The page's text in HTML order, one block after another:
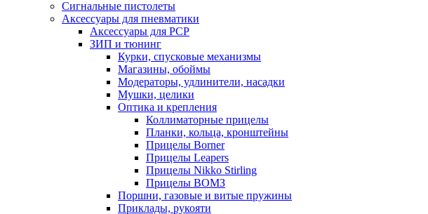
Сигнальные пистолеты
Аксессуары для пневматики
Аксессуары для PCP
ЗИП и тюнинг
Курки, спусковые механизмы
Магазины, обоймы
Модераторы, удлинители, насадки
Мушки, целики
Оптика и крепления
Коллиматорные прицелы
Планки, кольца, кронштейны
Прицелы Borner
Прицелы Leapers
Прицелы Nikko Stirling
Прицелы ВОМЗ
Поршни, газовые и витые пружины
Приклады, рукояти